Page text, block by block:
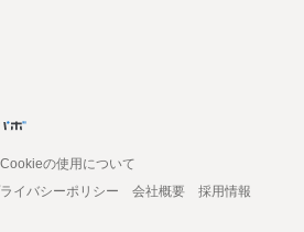
Cookieの使用について
イバシーポリシー 会社概要
採用情報